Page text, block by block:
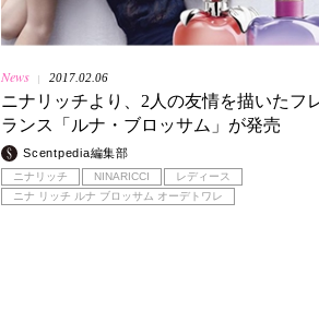
News 2017.02.06
ニナリッチより、2人の友情を描いたフ
ランス「ルナ・ブロッサム」が発売
Scentpedia編集部
ニナリッチ NINARICCI
レディース
ニナ リッチ ルナ ブロッサム オーデトワレ